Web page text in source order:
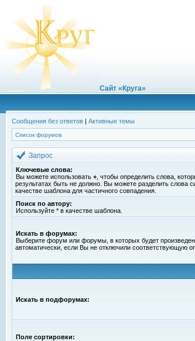
Сайт «Круга»
Сообщения без ответов | Активные темы
Список форумов
Запрос
Ключевые слова:
Вы можете использовать + , чтобы определить слова,
результатах быть не должно. Вы можете разделить слова
качестве шаблона для частичного совпадения.
Поиск по автору:
Используйте * в качестве шаблона.
Искать в форумах:
Выберите форум или форумы, в которых будет
автоматически, если Вы не отключили соответствующую
Искать в подфорумах:
Поле сортировки: